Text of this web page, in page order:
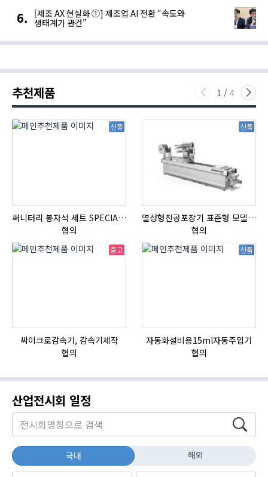
[제조 AX 현실화 ①] 제조업 AI 전환 “속도와
생태계가 관건”
추천제품 1 / 4
신품
써니터리 봉자석 세트 SPECIAL , 봉자석 , 자석봉 , 호퍼용자석 , 전자석
협의
신품
열성형진공포장기 표준형 모델 OMNIVAC S-200
협의
중고
싸이크로감속기, 감속기제작
협의
신품
자동화설비용15ml자동주입기
협의
산업전시회 일정
국내 해외